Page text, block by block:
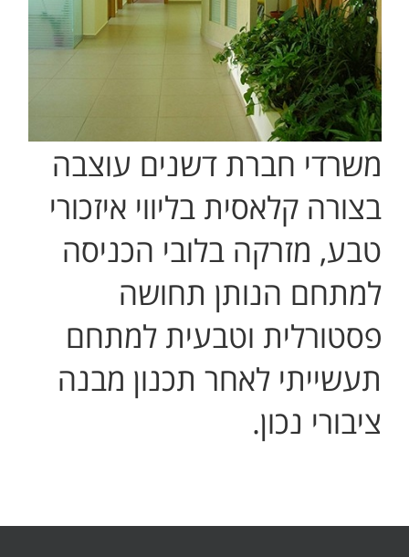
משרדי חברת דשנים עוצבה
בצורה קלאסית בליווי איזכורי
טבע, מזרקה בלובי הכניסה
למתחם הנותן תחושה
פסטורלית וטבעית למתחם
תעשייתי לאחר תכנון מבנה
ציבורי נכון.